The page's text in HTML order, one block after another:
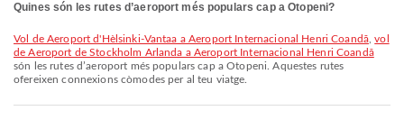
Quines són les rutes d’aeroport més populars cap a Otopeni?
vol de Aeroport d'Hèlsinki-Vantaa a Aeroport Internacional Henri Coandă,vol
de Aeroport de Stockholm Arlanda a Aeroport Internacional Henri Coandă
són les rutes d’aeroport més populars cap a Otopeni. Aquestes rutes
ofereixen connexions còmodes per al teu viatge.